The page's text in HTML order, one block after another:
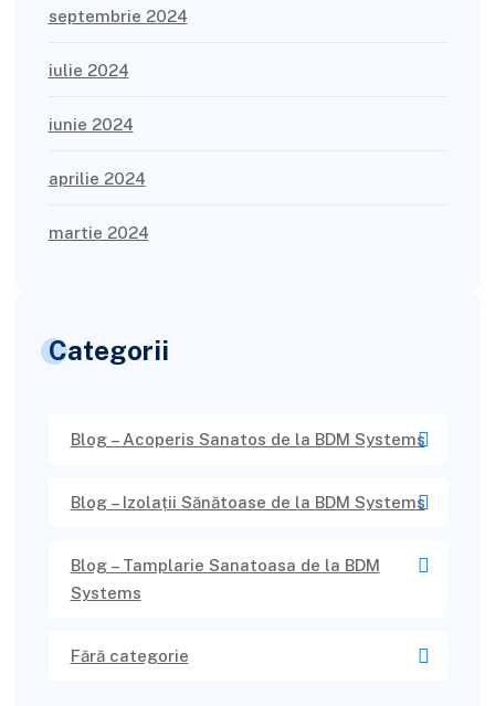
septembrie 2024
iulie 2024
iunie 2024
aprilie 2024
martie 2024
Categorii
Blog – Acoperis Sanatos de la BDM Systems
Blog – Izolații Sănătoase de la BDM Systems
Blog – Tamplarie Sanatoasa de la BDM
Systems
Fără categorie